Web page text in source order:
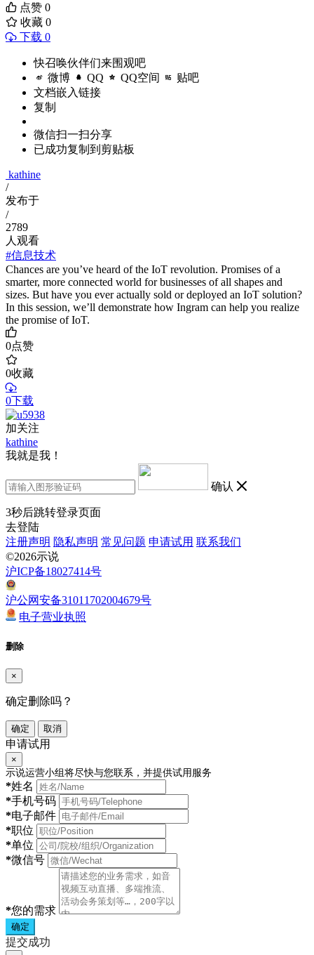
点赞 0
收藏 0
下载 0
快召唤伙伴们来围观吧
微博 QQ QQ空间 贴吧
文档嵌入链接
复制
微信扫一扫分享
已成功复制到剪贴板
kathine
/
发布于
/
2789
人观看
#信息技术
Chances are you’ve heard of the IoT revolution. Promises of a
smarter, more connected world for businesses of all shapes and
sizes. But have you ever actually sold or deployed an IoT solution?
In this session, we’ll demonstrate how Ingram can help you realize
the promise of IoT.
0点赞
0收藏
0下载
加关注
kathine
我就是我！
确认
3秒后跳转登录页面
去登陆
注册声明 隐私声明 常见问题 申请试用 联系我们
©2026示说
沪ICP备18027414号
沪公网安备31011702004679号
电子营业执照
删除
×
确定删除吗？
确定 取消
申请试用
×
示说运营小组将尽快与您联系，并提供试用服务
*姓名
*手机号码
*电子邮件
*职位
*单位
*微信号
*您的需求
确定
提交成功